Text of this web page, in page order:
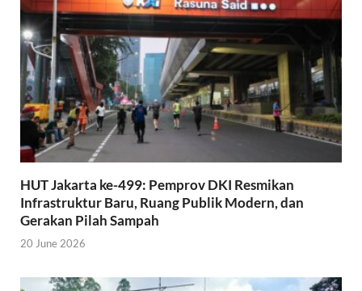
HUT Jakarta ke-499: Pemprov DKI Resmikan
Infrastruktur Baru, Ruang Publik Modern, dan
Gerakan Pilah Sampah
20 June 2026